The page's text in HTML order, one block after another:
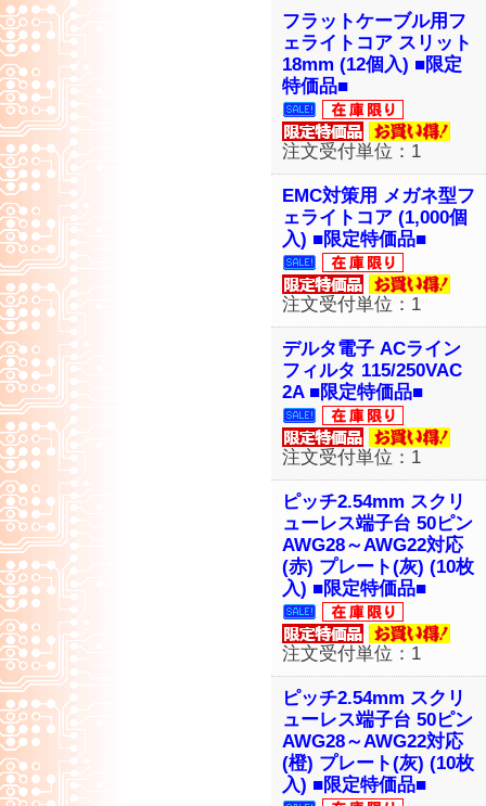
フラットケーブル用フ
ェライトコア スリット
18mm (12個入) ■限定
特価品■
注文受付単位：1
EMC対策用 メガネ型フ
ェライトコア (1,000個
入) ■限定特価品■
注文受付単位：1
デルタ電子 ACライン
フィルタ 115/250VAC
2A ■限定特価品■
注文受付単位：1
ピッチ2.54mm スクリ
ューレス端子台 50ピン
AWG28～AWG22対応
(赤) プレート(灰) (10枚
入) ■限定特価品■
注文受付単位：1
ピッチ2.54mm スクリ
ューレス端子台 50ピン
AWG28～AWG22対応
(橙) プレート(灰) (10枚
入) ■限定特価品■